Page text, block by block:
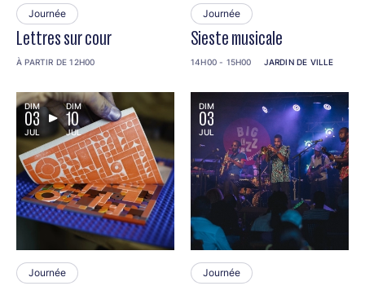
Journée
Lettres sur cour
À PARTIR DE 12H00
Journée
Sieste musicale
14H00 - 15H00 JARDIN DE VILLE
DIM
03
JUL
DIM
10
JUL
Journée
DIM
03
JUL
Journée